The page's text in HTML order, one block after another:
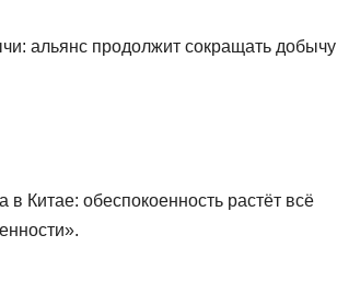
альянс продолжит сокращать добычу
Китае: обеспокоенность растёт всё